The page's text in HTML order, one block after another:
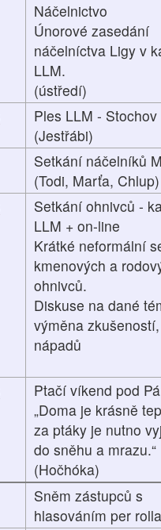
Náčelnictvo
Únorové zasedání
náčelníctva Ligy v
LLM.
(ústředí)
Ples LLM - Stochov
(Jestřábi)
Setkání náčelníků
(Todi, Marťa, Chlup)
Setkání ohnivců -
LLM + on-line
Krátké neformální
kmenových a
ohnivců.
Diskuse na dané
výměna
nápadů
Ptačí víkend pod
„Doma je krásně
za ptáky je nutno
do sněhu a mrazu.“
(Hočhóka)
Sněm zástupců s
hlasováním per